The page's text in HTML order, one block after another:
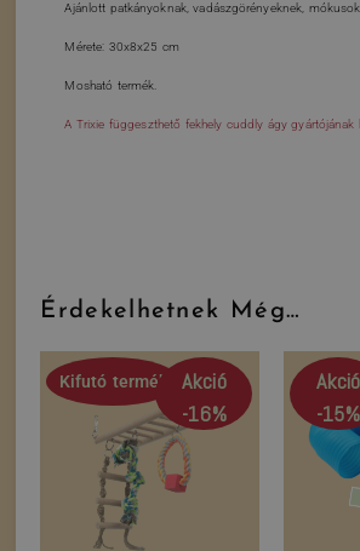
Ajánlott patkányoknak, vadászgörényeknek,
Mérete: 30x8x25 cm
Mosható termék.
A Trixie függeszthető fekhely cuddly ágy gyártójának
Érdekelhetnek Még…
Kifutó termék
Akció
-16%
Akció
-15%